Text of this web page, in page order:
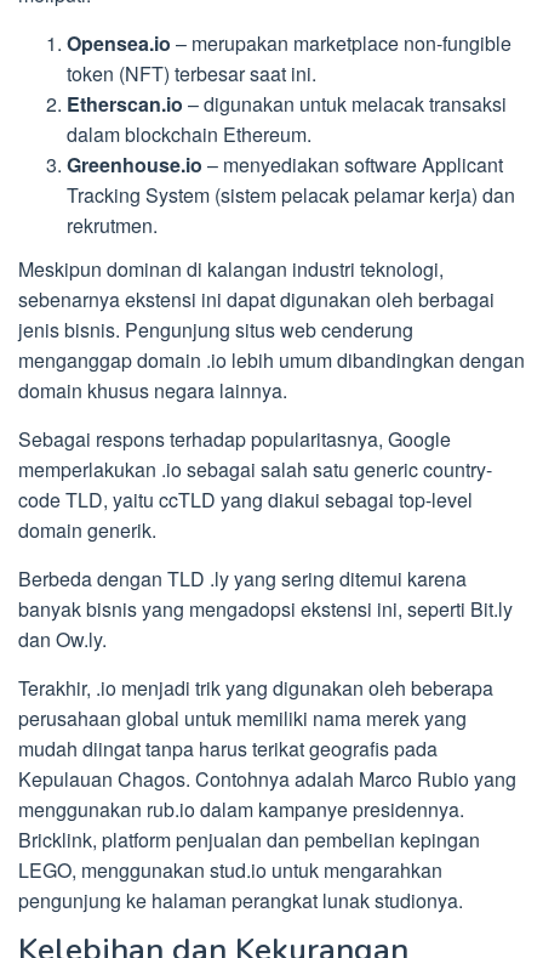
Opensea.io – merupakan marketplace non-fungible
token (NFT) terbesar saat ini.
Etherscan.io – digunakan untuk melacak transaksi
dalam blockchain Ethereum.
Greenhouse.io – menyediakan software Applicant
Tracking System (sistem pelacak pelamar kerja) dan
rekrutmen.
Meskipun dominan di kalangan industri teknologi,
sebenarnya ekstensi ini dapat digunakan oleh berbagai
jenis bisnis. Pengunjung situs web cenderung
menganggap domain .io lebih umum dibandingkan dengan
domain khusus negara lainnya.
Sebagai respons terhadap popularitasnya, Google
memperlakukan .io sebagai salah satu generic country-
code TLD, yaitu ccTLD yang diakui sebagai top-level
domain generik.
Berbeda dengan TLD .ly yang sering ditemui karena
banyak bisnis yang mengadopsi ekstensi ini, seperti Bit.ly
dan Ow.ly.
Terakhir, .io menjadi trik yang digunakan oleh beberapa
perusahaan global untuk memiliki nama merek yang
mudah diingat tanpa harus terikat geografis pada
Kepulauan Chagos. Contohnya adalah Marco Rubio yang
menggunakan rub.io dalam kampanye presidennya.
Bricklink, platform penjualan dan pembelian kepingan
LEGO, menggunakan stud.io untuk mengarahkan
pengunjung ke halaman perangkat lunak studionya.